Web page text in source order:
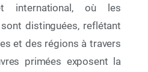
international, où les
distinguées, reflétant
et des régions à travers
primées exposent la